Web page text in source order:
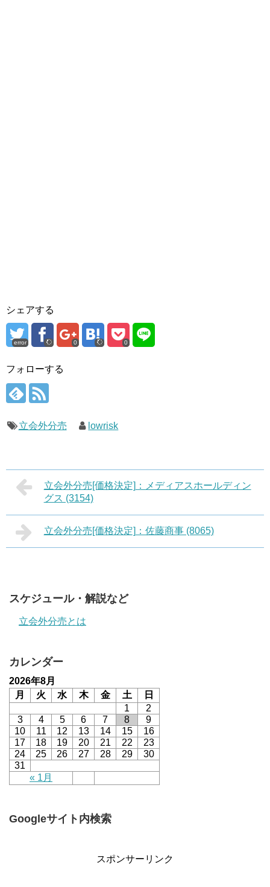
シェアする
error 0 0
フォローする
立会外分売 lowrisk
立会外分売[価格決定]：メディアスホールディン
グス (3154)
立会外分売[価格決定]：佐藤商事 (8065)
スケジュール・解説など
立会外分売とは
カレンダー
2026年8月
月
火 水 木 金 土 日
« 1月
1
2
3
4 5 6 7 8
9
10
11 12 13 14 15
16
17
18 19 20 21 22
23
24
25 26 27 28 29
30
31
Googleサイト内検索
スポンサーリンク